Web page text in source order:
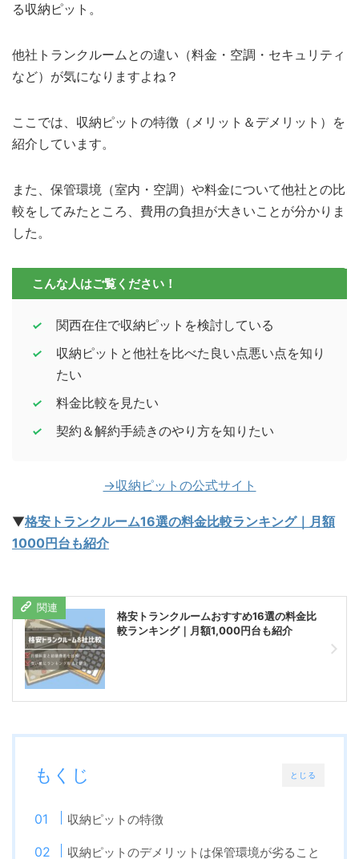
る収納ピット。
他社トランクルームとの違い（料金・空調・セキュリティ
など）が気になりますよね？
ここでは、収納ピットの特徴（メリット＆デメリット）を
紹介しています。
また、保管環境（室内・空調）や料金について他社との比
較をしてみたところ、費用の負担が大きいことが分かりま
した。
こんな人はご覧ください！
関西在住で収納ピットを検討している
収納ピットと他社を比べた良い点悪い点を知り
たい
料金比較を見たい
契約＆解約手続きのやり方を知りたい
→収納ピットの公式サイト
▼格安トランクルーム16選の料金比較ランキング｜月額
1000円台も紹介
格安トランクルームおすすめ16選の料金比
較ランキング｜月額1,000円台も紹介
とじる
もくじ
収納ピットの特徴
収納ピットのデメリットは保管環境が劣ること